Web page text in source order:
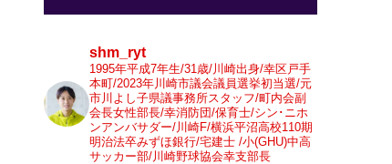
shm_ryt
1995年平成7年生/31歳/川崎出身/幸区戸手
本町/2023年川崎市議会議員選挙初当選/元
市川よし子県議事務所スタッフ/町内会副
会長女性部長/幸消防団/保育士/シン･ニホ
ンアンバサダー/川崎F/横浜平沼高校110期
明治法卒みずほ銀行/宅建士 /小(GHU)中高
サッカー部/川崎野球協会幸支部長